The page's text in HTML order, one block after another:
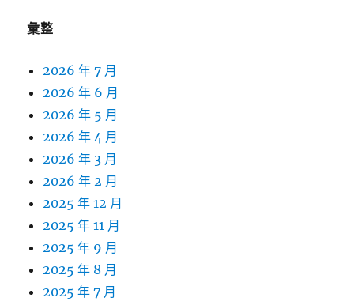
彙整
2026 年 7 月
2026 年 6 月
2026 年 5 月
2026 年 4 月
2026 年 3 月
2026 年 2 月
2025 年 12 月
2025 年 11 月
2025 年 9 月
2025 年 8 月
2025 年 7 月